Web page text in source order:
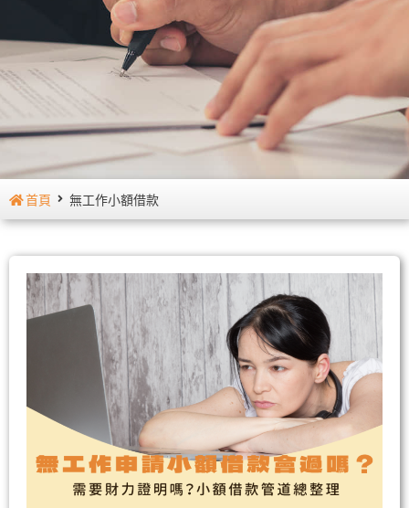
首頁 無工作小額借款